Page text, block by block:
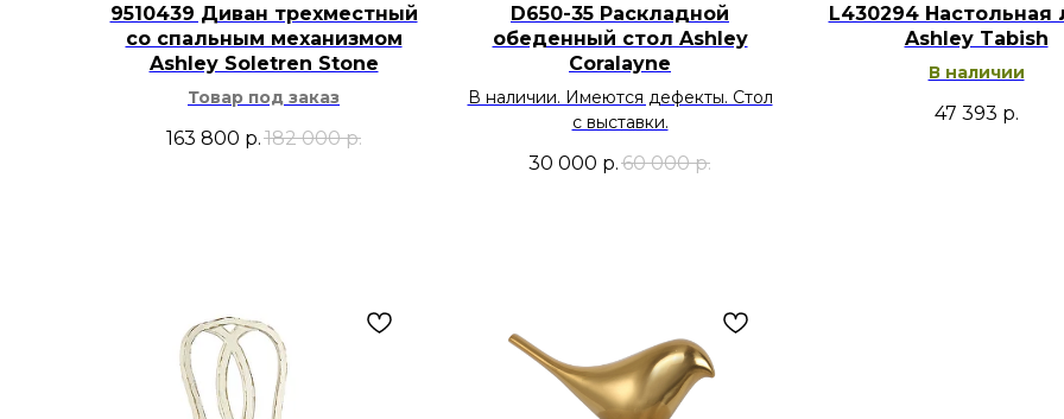
9510439 Диван трехместный
со спальным механизмом
Ashley Soletren Stone
Товар под заказ
163 800 р.182 000 р.
D650-35 Раскладной
обеденный стол Ashley
Coralayne
В наличии. Имеются дефекты. Стол
с выставки.
30 000 р. 60 000 р.
L430294 Настольная
Ashley Tabish
В наличии
47 393 р.